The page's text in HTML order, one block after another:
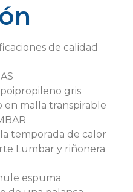
de calidad
gris
malla transpirable
temporada de calor
Lumbar y riñonera
espuma